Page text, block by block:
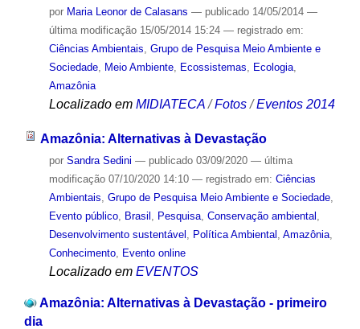
por Maria Leonor de Calasans — publicado14/05/2014 —
última modificação15/05/2014 15:24 — registrado em:
Ciências Ambientais, Grupo de Pesquisa Meio Ambiente e
Sociedade, Meio Ambiente, Ecossistemas, Ecologia,
Amazônia
Localizado em MIDIATECA /Fotos /Eventos 2014
Amazônia: Alternativas à Devastação
por Sandra Sedini — publicado03/09/2020 — última
modificação07/10/2020 14:10 — registrado em: Ciências
Ambientais Grupo de Pesquisa Meio Ambiente e Sociedade,
Evento público, Brasil Pesquisa, Conservação ambiental
Desenvolvimento sustentável
Política Ambiental Amazônia,
Conhecimento, Evento online
Localizado em EVENTOS
Amazônia: Alternativas à Devastação - primeiro
dia